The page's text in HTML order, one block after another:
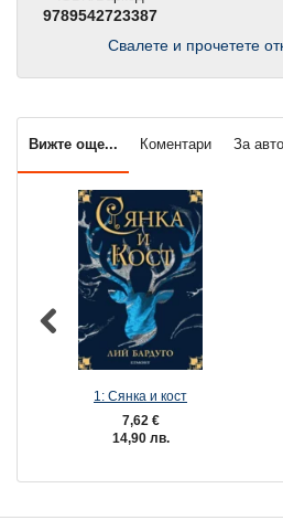
9789542723387
Свалете и прочетете
Вижте още... Коментари За
1: Сянка и кост
7,62 €
14,90 лв.